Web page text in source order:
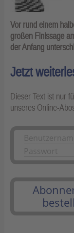
Vor rund einem
großen Finissage
der Anfang
Jetzt
Dieser Text ist nur
unseres Online-